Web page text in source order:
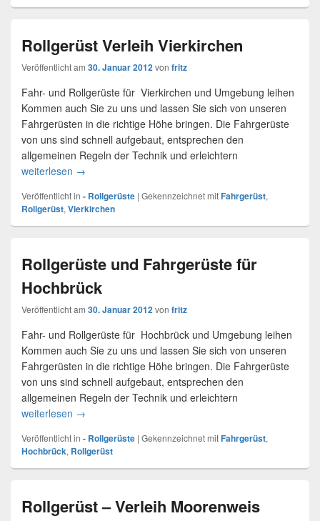
Rollgerüst Verleih Vierkirchen
Veröffentlicht am 30. Januar 2012von fritz
Fahr- und Rollgerüste für Vierkirchen und Umgebung leihen
Kommen auch Sie zu uns und lassen Sie sich von unseren
Fahrgerüsten in die richtige Höhe bringen. Die Fahrgerüste
von uns sind schnell aufgebaut, entsprechen den
allgemeinen Regeln der Technik und erleichtern
weiterlesen Rollgerüst Verleih Vierkirchen
→
Veröffentlicht in - Rollgerüste | Gekennzeichnet mitFahrgerüst,
Rollgerüst, Vierkirchen
Rollgerüste und Fahrgerüste für
Hochbrück
Veröffentlicht am 30. Januar 2012von fritz
Fahr- und Rollgerüste für Hochbrück und Umgebung leihen
Kommen auch Sie zu uns und lassen Sie sich von unseren
Fahrgerüsten in die richtige Höhe bringen. Die Fahrgerüste
von uns sind schnell aufgebaut, entsprechen den
allgemeinen Regeln der Technik und erleichtern
weiterlesen Rollgerüste und Fahrgerüste für Hochbrück
→
Veröffentlicht in - Rollgerüste | Gekennzeichnet mitFahrgerüst,
Hochbrück, Rollgerüst
Rollgerüst – Verleih Moorenweis